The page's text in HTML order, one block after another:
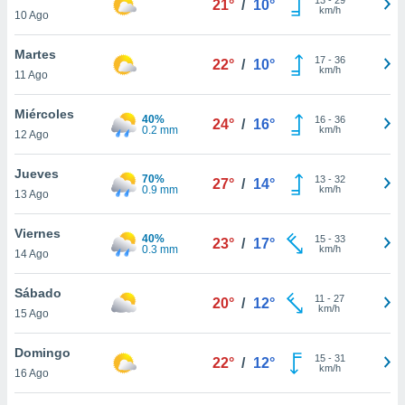
más
nuestra
y
de
disponible
cookies
aceptar
10 Ago
21° / 10°
km/h
Martes
11 Ago
22° / 10° 17- 36
km/h
Miércoles
12 Ago
40%
0.2 mm
24° / 16° 16- 36
km/h
Jueves
13 Ago
70%
0.9 mm
27° / 14° 13- 32
km/h
Viernes
14 Ago
40%
0.3 mm
23° / 17° 15- 33
km/h
Sábado
15 Ago
20° / 12° 11 - 27
km/h
Domingo
16 Ago
22° / 12° 15- 31
km/h